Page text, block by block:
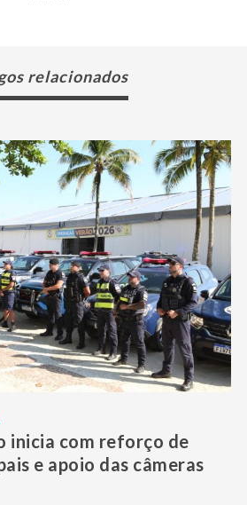
relacionados
inicia com reforço de
e apoio das câmeras